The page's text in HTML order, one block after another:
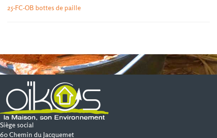
25-FC-OB bottes de paille
Siège social
60 Chemin du Jacquemet